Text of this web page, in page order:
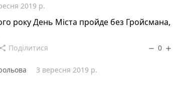
2019 р.
року День Міста пройде без Гройсмана,
share Поділитися remove 0 add
3 вересня 2019 р.